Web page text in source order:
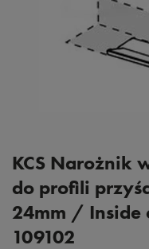
KCS Narożnik
do profili
24mm / Inside
109102